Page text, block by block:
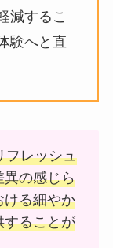
減するこ
験へと直
フレッシュ
異の感じら
ける細やか
することが